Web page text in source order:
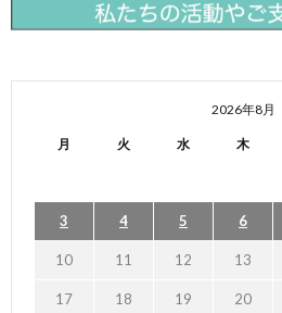
2026年8月
月 火 水 木
3 4 5 6
10 11 12 13
17 18 19 20